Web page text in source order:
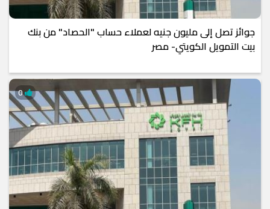
جوائز تصل إلى مليون جنيه لعملاء حساب "الحصاد" من بنك
بيت التمويل الكويتي- مصر
0